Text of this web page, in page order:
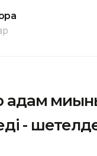
адам
-